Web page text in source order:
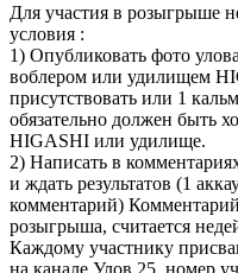
Для участия в розыгрыше
условия :
1) Опубликовать фото
воблером или удилищем
присутствовать или 1
обязательно должен быть
HIGASHI или удилище.
2) Написать в
и ждать результатов (1
комментарий)
розыгрыша, считается
Каждому участнику
на канале Улов 25 номер